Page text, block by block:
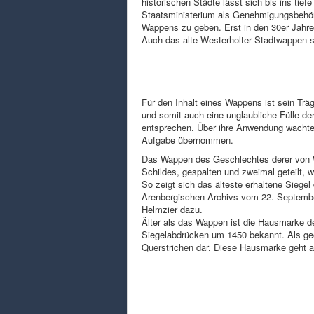
Staatsministerium als
Wappens zu geben. Erst in den 30er
Auch das alte Westerholter Stadtwappen
Für den Inhalt eines Wappens ist sein
und somit auch eine unglaubliche Fülle
entsprechen. Über ihre Anwendung
Aufgabe übernommen.
Das Wappen des Geschlechtes derer
Schildes, gespalten und zweimal geteilt,
So zeigt sich das älteste erhaltene
Arenbergischen Archivs vom 22.
Helmzier dazu.
Älter als das Wappen ist die Hausmarke
Siegelabdrücken um 1450 bekannt. Als
Querstrichen dar. Diese Hausmarke geht